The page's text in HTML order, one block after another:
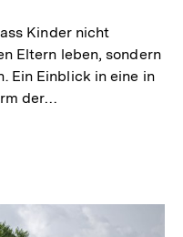
Kinder nicht
Eltern leben, sondern
Ein Einblick in eine in
der…